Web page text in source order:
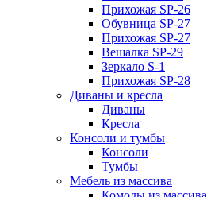
Прихожая SP-26
Обувница SP-27
Прихожая SP-27
Вешалка SP-29
Зеркало S-1
Прихожая SP-28
Диваны и кресла
Диваны
Кресла
Консоли и тумбы
Консоли
Тумбы
Мебель из массива